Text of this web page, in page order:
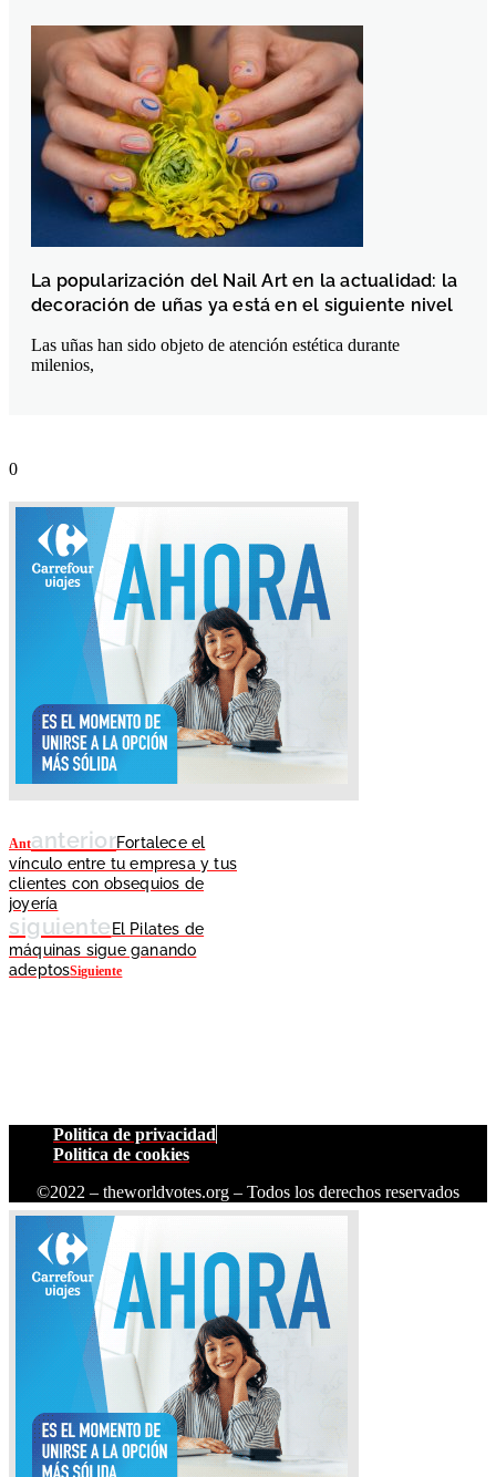
La popularización del Nail Art en la actualidad: la
decoración de uñas ya está en el siguiente nivel
Las uñas han sido objeto de atención estética durante
milenios,
AntanteriorFortalece el
vínculo entre tu empresa y tus
clientes con obsequios de
joyería
siguiente El Pilates de
máquinas sigue ganando
adeptosSiguiente
Politica de privacidad
Politica de cookies
©2022 – theworldvotes.org – Todos los derechos reservados